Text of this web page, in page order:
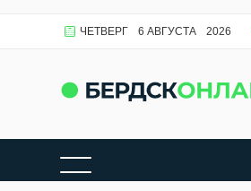
ЧЕТВЕРГ 6 АВГУСТА 2026